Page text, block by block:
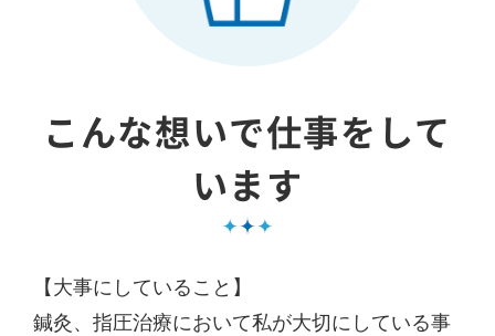
こんな想いで仕事をして
います
【大事にしていること】
鍼灸、指圧治療において私が大切にしている事